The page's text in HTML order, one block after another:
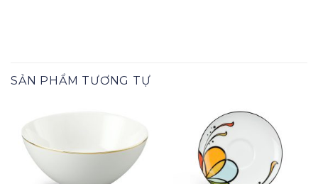
SẢN PHẨM TƯƠNG TỰ